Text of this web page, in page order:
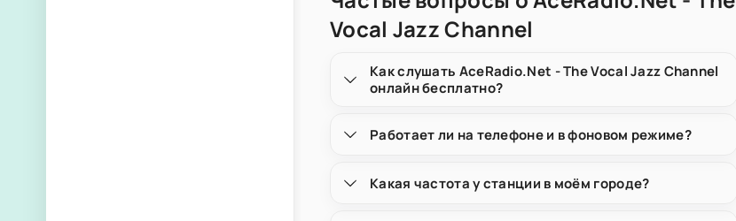
Vocal Jazz Channel
Как слушать AceRadio.Net - The Vocal Jazz Channel
онлайн бесплатно?
Работает ли на телефоне и в фоновом режиме?
Какая частота у станции в моём городе?